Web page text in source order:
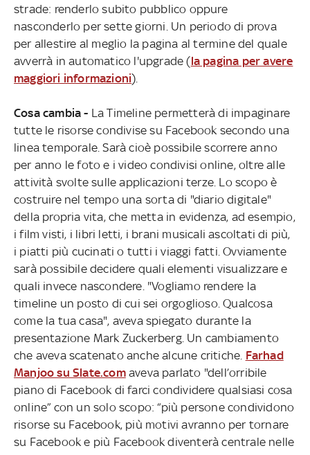
strade: renderlo subito pubblico oppure
nasconderlo per sette giorni. Un periodo di prova
per allestire al meglio la pagina al termine del quale
avverrà in automatico l'upgrade (la pagina per avere
maggiori informazioni).
Cosa cambia - La Timeline permetterà di impaginare
tutte le risorse condivise su Facebook secondo una
linea temporale. Sarà cioè possibile scorrere anno
per anno le foto e i video condivisi online, oltre alle
attività svolte sulle applicazioni terze. Lo scopo è
costruire nel tempo una sorta di "diario digitale"
della propria vita, che metta in evidenza, ad esempio,
i film visti, i libri letti, i brani musicali ascoltati di più,
i piatti più cucinati o tutti i viaggi fatti. Ovviamente
sarà possibile decidere quali elementi visualizzare e
quali invece nascondere. "Vogliamo rendere la
timeline un posto di cui sei orgoglioso. Qualcosa
come la tua casa", aveva spiegato durante la
presentazione Mark Zuckerberg. Un cambiamento
che aveva scatenato anche alcune critiche. Farhad
Manjoo su Slate.comaveva parlato "dell’orribile
piano di Facebook di farci condividere qualsiasi cosa
online” con un solo scopo: “più persone condividono
risorse su Facebook, più motivi avranno per tornare
su Facebook e più Facebook diventerà centrale nelle